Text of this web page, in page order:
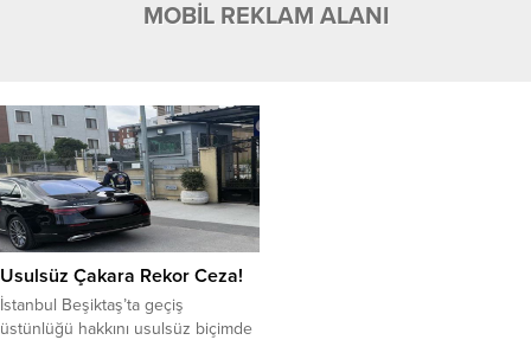
MOBİL REKLAM ALANI
Usulsüz Çakara Rekor Ceza!
İstanbul Beşiktaş’ta geçiş
üstünlüğü hakkını usulsüz biçimde